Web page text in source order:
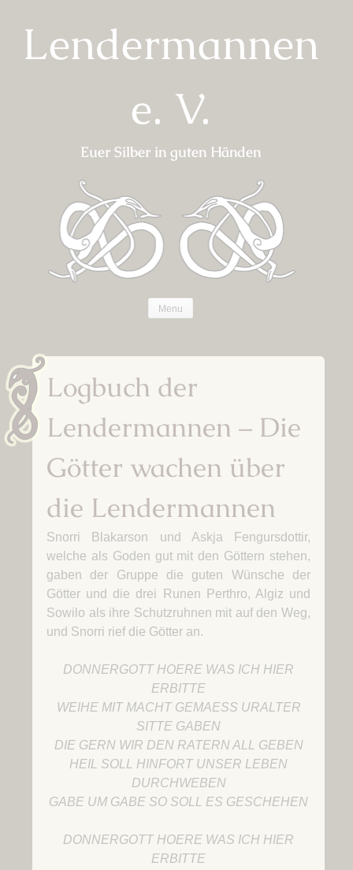
contentLendermannen
e. V.
Euer Silber in guten Händen
Menu
Logbuch der
Lendermannen – Die
Götter wachen über
die Lendermannen
Snorri Blakarson und Askja Fengursdottir,
welche als Goden gut mit den Göttern stehen,
gaben der Gruppe die guten Wünsche der
Götter und die drei Runen Perthro, Algiz und
Sowilo als ihre Schutzruhnen mit auf den Weg,
und Snorri rief die Götter an.
DONNERGOTT HOERE WAS ICH HIER
ERBITTE
WEIHE MIT MACHT GEMAESS URALTER
SITTE GABEN
DIE GERN WIR DEN RATERN ALL GEBEN
HEIL SOLL HINFORT UNSER LEBEN
DURCHWEBEN
GABE UM GABE SO SOLL ES GESCHEHEN
DONNERGOTT HOERE WAS ICH HIER
ERBITTE